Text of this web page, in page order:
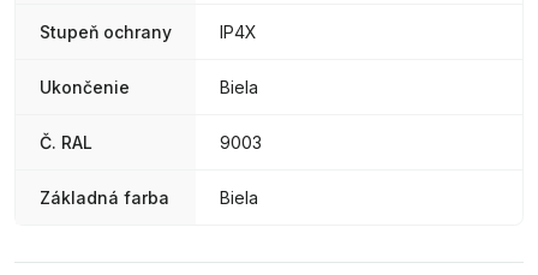
Stupeň ochrany IP4X
Ukončenie Biela
Č. RAL 9003
Základná farba Biela